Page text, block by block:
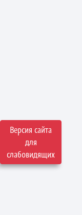
Версия сайта
для
слабовидящих